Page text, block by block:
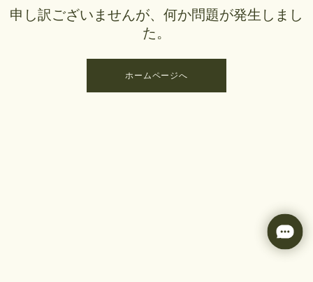
申し訳ございませんが、何か問題が発生しまし
た。
ホームページへ